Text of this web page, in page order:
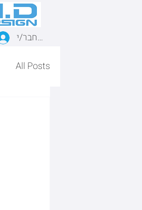
התחבר/י
All Posts